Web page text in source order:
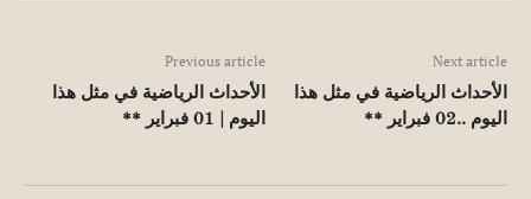
Previous article
الأحداث الرياضية في مثل هذا
اليوم | 01 فبراير **
Next article
الأحداث الرياضية في مثل هذا
اليوم ..02 فبراير **